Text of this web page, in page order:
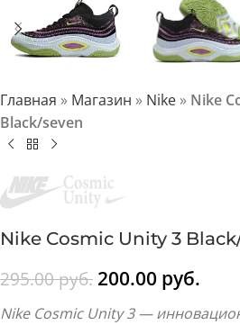
Главная » Магазин » Nike » Nike
Black/seven
Nike Cosmic Unity 3
295.00руб. 200.00 руб.
Nike Cosmic Unity 3 —